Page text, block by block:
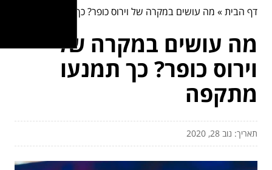
דף הבית» מה עושים במקרה של וירוס כופר? כך תמנעו מתקפה
מה עושים במקרה של
וירוס כופר? כך תמנעו
מתקפה
תאריך: נוב 28, 2020